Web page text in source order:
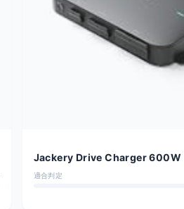
Jackery Drive Charger 600W
適合判定